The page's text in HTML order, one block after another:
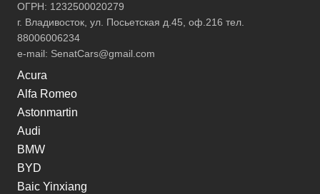
ОГРН: 1232500020279
г. Владивосток, ул. Посьетская д.45, оф.216 тел.
88006006234
e-mail: SenatCars@gmail.com
Acura
Alfa Romeo
Astonmartin
Audi
BMW
BYD
Baic Yinxiang